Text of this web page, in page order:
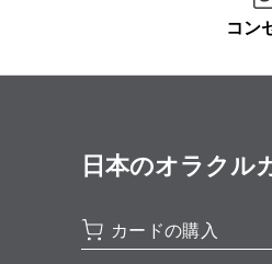
コン
日本のオラクル
カードの購入